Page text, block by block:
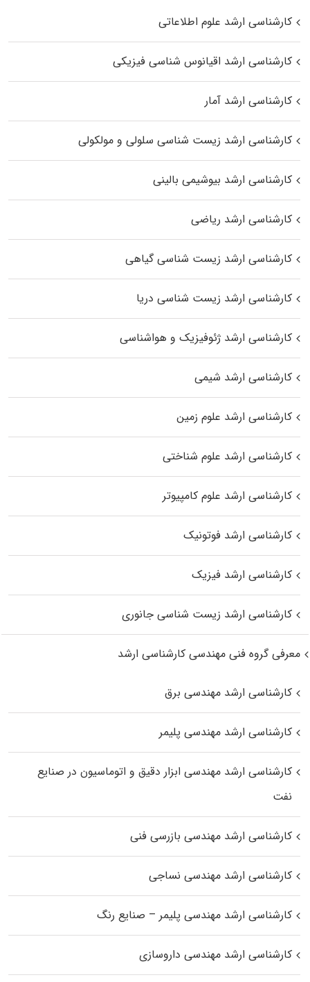
کارشناسی ارشد علوم اطلاعاتی
کارشناسی ارشد اقیانوس‌ شناسی فیزیکی
کارشناسی ارشد آمار
کارشناسی ارشد زیست شناسی سلولی و مولکولی
کارشناسی ارشد بیوشیمی بالینی
کارشناسی ارشد ریاضی
کارشناسی ارشد زیست‌ شناسی گیاهی
کارشناسی ارشد زیست‌ شناسی دریا
کارشناسی ارشد ژئوفیزیک و هواشناسی
کارشناسی ارشد شیمی
کارشناسی ارشد علوم زمین
کارشناسی ارشد علوم شناختی
کارشناسی ارشد علوم کامپیوتر
کارشناسی ارشد فوتونیک
کارشناسی ارشد فیزیک
کارشناسی ارشد زیست‌ شناسی جانوری
معرفی گروه فنی مهندسی کارشناسی ارشد
کارشناسی ارشد مهندسی برق
کارشناسی ارشد مهندسی پلیمر
کارشناسی ارشد مهندسی ابزار دقیق و اتوماسیون در صنایع
نفت
کارشناسی ارشد مهندسی بازرسی فنی
کارشناسی ارشد مهندسی نساجی
کارشناسی ارشد مهندسی پلیمر – صنایع رنگ
کارشناسی ارشد مهندسی داروسازی